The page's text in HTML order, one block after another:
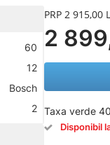
60
12
Bosch
2
PRP 2 915,00
2
Taxa verde
Disponibil